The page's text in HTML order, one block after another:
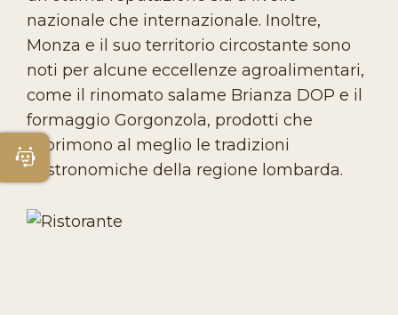
nazionale che internazionale. Inoltre,
Monza e il suo territorio circostante sono
noti per alcune eccellenze agroalimentari,
come il rinomato salame Brianza DOP e il
formaggio Gorgonzola, prodotti che
esprimono al meglio le tradizioni
gastronomiche della regione lombarda.